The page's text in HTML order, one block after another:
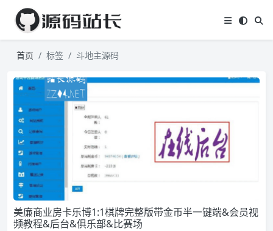
首页 标签 斗地主源码
美廉商业房卡乐博1:1棋牌完整版带金币半一键端&会员视
频教程&后台&俱乐部&比赛场